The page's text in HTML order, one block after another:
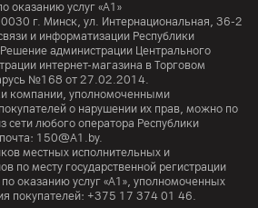
оказанию услуг «А1»
г. Минск, ул. Интернациональная, 36-2
и информатизации Республики
администрации Центрального
интернет-магазина в Торговом
№168 от 27.02.2014.
компании, уполномоченными
о нарушении их прав, можно по
сети любого оператора Республики
150@A1.by.
местных исполнительных и
по месту государственной регистрации
оказанию услуг «А1», уполномоченных
покупателей: +375 17 374 01 46.